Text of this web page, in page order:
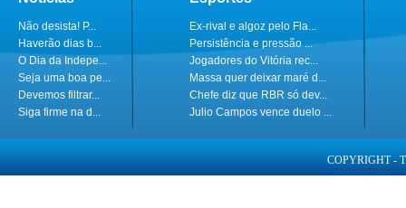
Não desista! P...
Haverão dias b...
O Dia da Indepe...
Seja uma boa pe...
Devemos filtrar...
Siga firme na d...
Ex-rival e algoz pelo Fla...
Persistência e pressão ...
Jogadores do Vitória rec...
Massa quer deixar maré d...
Chefe diz que RBR só dev...
Julio Campos vence duelo ...
COPYRIGHT -